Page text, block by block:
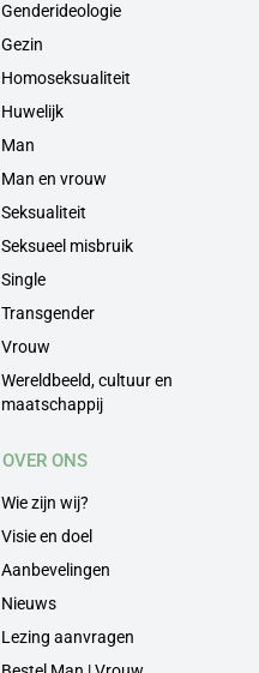
Genderideologie
Gezin
Homoseksualiteit
Huwelijk
Man
Man en vrouw
Seksualiteit
Seksueel misbruik
Single
Transgender
Vrouw
Wereldbeeld, cultuur en
maatschappij
OVER ONS
Wie zijn wij?
Visie en doel
Aanbevelingen
Nieuws
Lezing aanvragen